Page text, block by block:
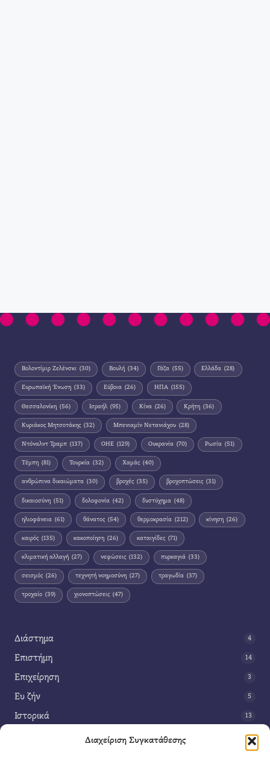
Διαχείριση Συγκατάθεσης
Βολοντίμιρ Ζελένσκι (30) Βουλή (34) Γάζα (55) Ελλάδα (28)
Ευρωπαϊκή Ένωση (33) Εύβοια (26) ΗΠΑ (155)
Θεσσαλονίκη (56) Ισραήλ (95) Κίνα (26) Κρήτη (36)
Κυριάκος Μητσοτάκης (32) Μπενιαμίν Νετανιάχου (28)
Ντόναλντ Τραμπ (137) ΟΗΕ (129) Ουκρανία (70) Ρωσία (51)
Τέμπη (81) Τουρκία (32) Χαμάς (40)
ανθρώπινα δικαιώματα (30) βροχές (35) βροχοπτώσεις (31)
δικαιοσύνη (51) δολοφονία (42) δυστύχημα (48)
ηλιοφάνεια (61) θάνατος (54) θερμοκρασία (212) κίνηση (26)
καιρός (135) κακοποίηση (26) καταιγίδες (71)
κλιματική αλλαγή (27) νεφώσεις (132) πυρκαγιά (33)
σεισμός (26) τεχνητή νοημοσύνη (27) τραγωδία (37)
τροχαίο (39) χιονοπτώσεις (47)
Διάστημα 4
Επιστήμη 14
Επιχείρηση 3
Ευ ζήν 5
Ιστορικά 13
42